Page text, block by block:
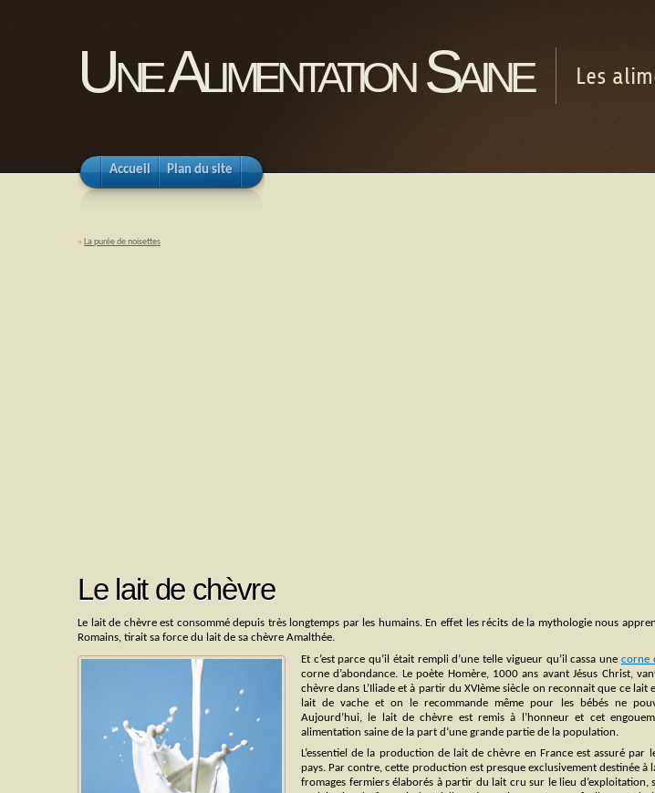
Une Alimentation Saine Les
Accueil Plan du site
« La purée de noisettes
Le lait de chèvre
Le lait de chèvre est consommé depuis très longtemps par les humains. En effet les récits de la mythologie nous
Romains, tirait sa force du lait de sa chèvre Amalthée.
Et c’est parce qu’il était rempli d’une telle vigueur qu’il cassa une corne
corne d’abondance. Le poète Homère, 1000 ans avant Jésus Christ,
chèvre dans L’Iliade et à partir du XVIème siècle on reconnait que ce lait
lait de vache et on le recommande même pour les bébés ne
Aujourd’hui, le lait de chèvre est remis à l’honneur et cet
alimentation saine de la part d’une grande partie de la population.
L’essentiel de la production de lait de chèvre en France est assuré par
pays. Par contre, cette production est presque exclusivement destinée à
fromages fermiers élaborés à partir du lait cru sur le lieu d’exploitation,